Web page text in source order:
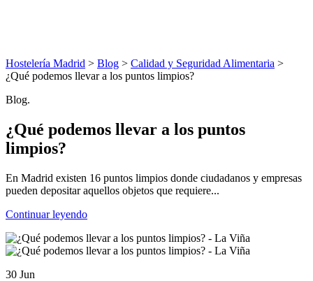
Hostelería Madrid > Blog > Calidad y Seguridad Alimentaria >
¿Qué podemos llevar a los puntos limpios?
Blog.
¿Qué podemos llevar a los puntos
limpios?
En Madrid existen 16 puntos limpios donde ciudadanos y empresas
pueden depositar aquellos objetos que requiere...
Continuar leyendo
30 Jun